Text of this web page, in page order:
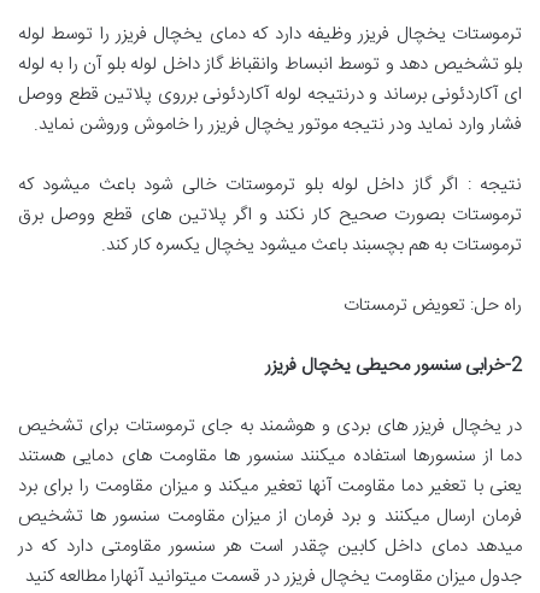
ترموستات یخچال فریزر وظیفه دارد که دمای یخچال فریزر را توسط لوله
بلو تشخیص دهد و توسط انبساط وانقباظ گاز داخل لوله بلو آن را به لوله
ای آکاردئونی برساند و درنتیجه لوله آکاردئونی برروی پلاتین قطع ووصل
فشار وارد نماید ودر نتیجه موتور یخچال فریزر را خاموش وروشن نماید.
نتیجه : اگر گاز داخل لوله بلو ترموستات خالی شود باعث میشود که
ترموستات بصورت صحیح کار نکند و اگر پلاتین های قطع ووصل برق
ترموستات به هم بچسبند باعث میشود یخچال یکسره کار کند.
راه حل: تعویض ترمستات
2- خرابی سنسور محیطی یخچال فریزر
در یخچال فریزر های بردی و هوشمند به جای ترموستات برای تشخیص
دما از سنسورها استفاده میکنند سنسور ها مقاومت های دمایی هستند
یعنی با تعغیر دما مقاومت آنها تعغیر میکند و میزان مقاومت را برای برد
فرمان ارسال میکنند و برد فرمان از میزان مقاومت سنسور ها تشخیص
میدهد دمای داخل کابین چقدر است هر سنسور مقاومتی دارد که در
جدول میزان مقاومت یخچال فریزر در قسمت میتوانید آنهارا مطالعه کنید